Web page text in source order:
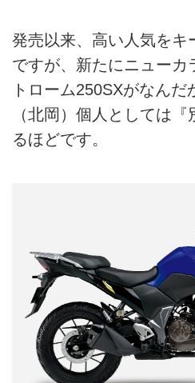
発売以来、高い人気をキ
ですが、新たにニューカ
トローム250SXがなん
（北岡）個人としては
るほどです。